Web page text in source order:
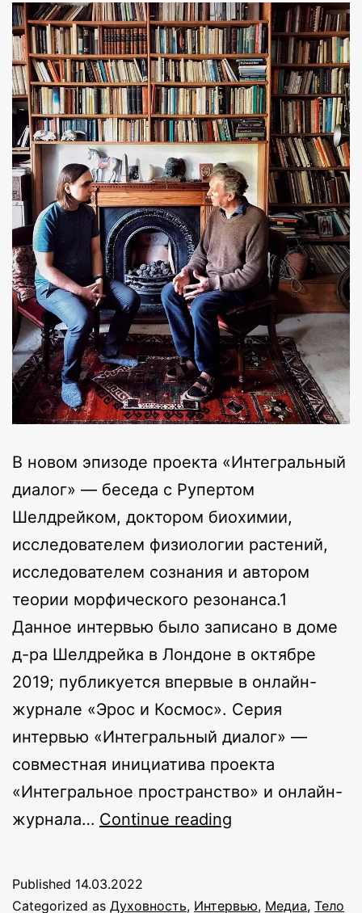
В новом эпизоде проекта «Интегральный
диалог» — беседа с Рупертом
Шелдрейком, доктором биохимии,
исследователем физиологии растений,
исследователем сознания и автором
теории морфического резонанса.1
Данное интервью было записано в доме
д-ра Шелдрейка в Лондоне в октябре
2019; публикуется впервые в онлайн-
журнале «Эрос и Космос». Серия
интервью «Интегральный диалог» —
совместная инициатива проекта
«Интегральное пространство» и онлайн-
журнала… Continue reading
с
Published 14.03.2022
Categorized as Духовность, Интервью, Медиа, Тело